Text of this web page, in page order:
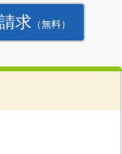
求 （無料）